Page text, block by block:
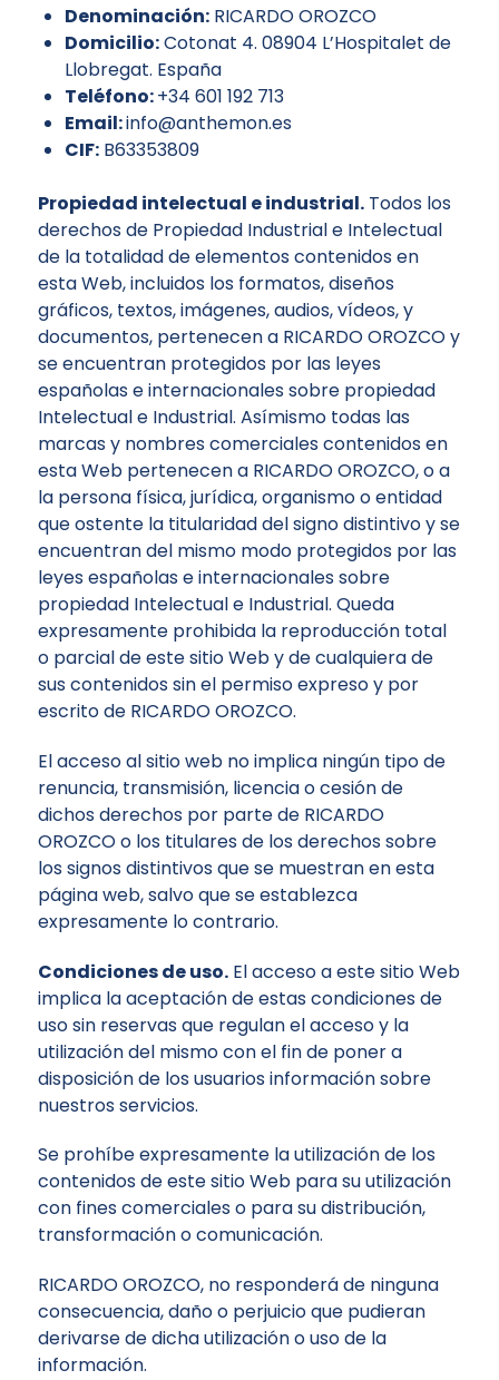
Denominación: RICARDO OROZCO
Domicilio:Cotonat 4. 08904 L’Hospitalet de
Llobregat. España
Teléfono:+34 601 192 713
Email:info@anthemon.es
CIF: B63353809
Propiedad intelectual e industrial. Todos los
derechos de Propiedad Industrial e Intelectual
de la totalidad de elementos contenidos en
esta Web, incluidos los formatos, diseños
gráficos, textos, imágenes, audios, vídeos, y
documentos, pertenecen a RICARDO OROZCO y
se encuentran protegidos por las leyes
españolas e internacionales sobre propiedad
Intelectual e Industrial. Asímismo todas las
marcas y nombres comerciales contenidos en
esta Web pertenecen a RICARDO OROZCO, o a
la persona física, jurídica, organismo o entidad
que ostente la titularidad del signo distintivo y se
encuentran del mismo modo protegidos por las
leyes españolas e internacionales sobre
propiedad Intelectual e Industrial. Queda
expresamente prohibida la reproducción total
o parcial de este sitio Web y de cualquiera de
sus contenidos sin el permiso expreso y por
escrito de RICARDO OROZCO.
El acceso al sitio web no implica ningún tipo de
renuncia, transmisión, licencia o cesión de
dichos derechos por parte de RICARDO
OROZCO o los titulares de los derechos sobre
los signos distintivos que se muestran en esta
página web, salvo que se establezca
expresamente lo contrario.
Condiciones de uso. El acceso a este sitio Web
implica la aceptación de estas condiciones de
uso sin reservas que regulan el acceso y la
utilización del mismo con el fin de poner a
disposición de los usuarios información sobre
nuestros servicios.
Se prohíbe expresamente la utilización de los
contenidos de este sitio Web para su utilización
con fines comerciales o para su distribución,
transformación o comunicación.
RICARDO OROZCO, no responderá de ninguna
consecuencia, daño o perjuicio que pudieran
derivarse de dicha utilización o uso de la
información.